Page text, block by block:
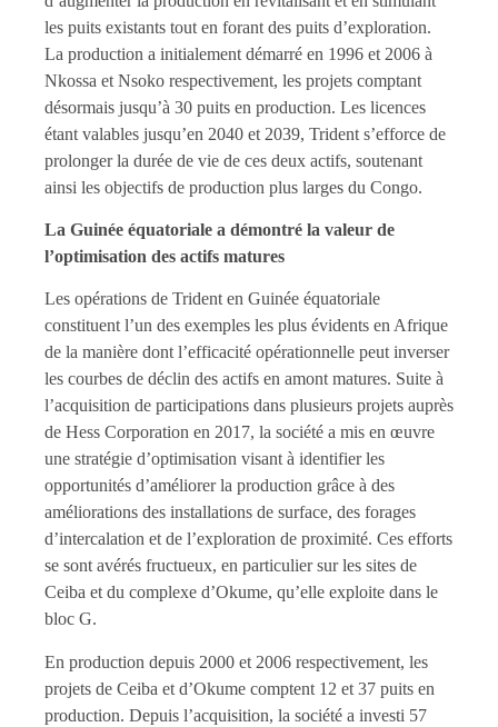
les puits existants tout en forant des puits d’exploration.
La production a initialement démarré en 1996 et 2006 à
Nkossa et Nsoko respectivement, les projets comptant
désormais jusqu’à 30 puits en production. Les licences
étant valables jusqu’en 2040 et 2039, Trident s’efforce de
prolonger la durée de vie de ces deux actifs, soutenant
ainsi les objectifs de production plus larges du Congo.
La Guinée équatoriale a démontré la valeur de
l’optimisation des actifs matures
Les opérations de Trident en Guinée équatoriale
constituent l’un des exemples les plus évidents en Afrique
de la manière dont l’efficacité opérationnelle peut inverser
les courbes de déclin des actifs en amont matures. Suite à
l’acquisition de participations dans plusieurs projets auprès
de Hess Corporation en 2017, la société a mis en œuvre
une stratégie d’optimisation visant à identifier les
opportunités d’améliorer la production grâce à des
améliorations des installations de surface, des forages
d’intercalation et de l’exploration de proximité. Ces efforts
se sont avérés fructueux, en particulier sur les sites de
Ceiba et du complexe d’Okume, qu’elle exploite dans le
bloc G.
En production depuis 2000 et 2006 respectivement, les
projets de Ceiba et d’Okume comptent 12 et 37 puits en
production. Depuis l’acquisition, la société a investi 57